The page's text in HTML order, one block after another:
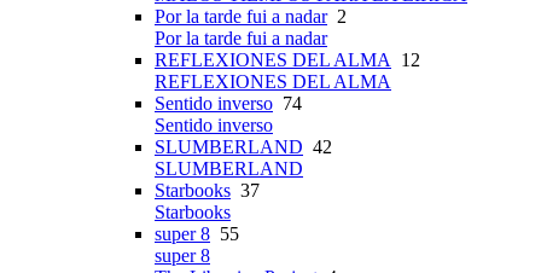
Por la tarde fui a nadar2
Por la tarde fui a nadar
REFLEXIONES DEL ALMA
12
REFLEXIONES DEL ALMA
Sentido inverso 74
Sentido inverso
SLUMBERLAND 42
SLUMBERLAND
Starbooks 37
Starbooks
super 8 55
super 8